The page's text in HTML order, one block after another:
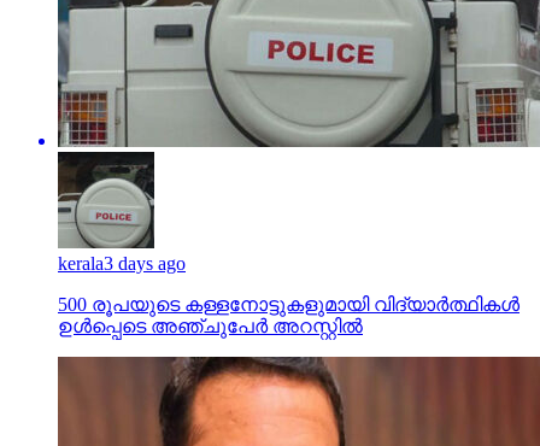
kerala3 days ago
500 രൂപയുടെ കള്ളനോട്ടുകളുമായി വിദ്യാര്‍ത്ഥികള്‍
ഉള്‍പ്പെടെ അഞ്ചുപേര്‍ അറസ്റ്റില്‍